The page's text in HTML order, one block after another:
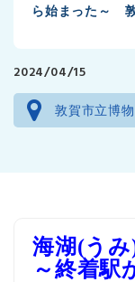
ら始まった～
2024/04/15
敦賀市立博
海湖(う
～終着駅